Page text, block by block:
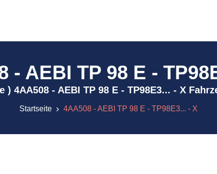
- AEBI TP 98 E -
) 4AA508 - AEBI TP 98 E - TP98E3... - X
Startseite 4AA508 - AEBI TP 98 E - TP98E3... - X